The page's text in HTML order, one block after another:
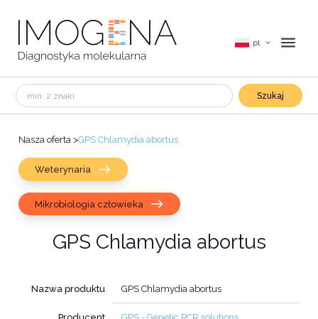
pl
Szukaj
Nasza oferta >GPS Chlamydia abortus
Weterynaria
Mikrobiologia człowieka
GPS Chlamydia abortus
Nazwa produktu GPS Chlamydia abortus